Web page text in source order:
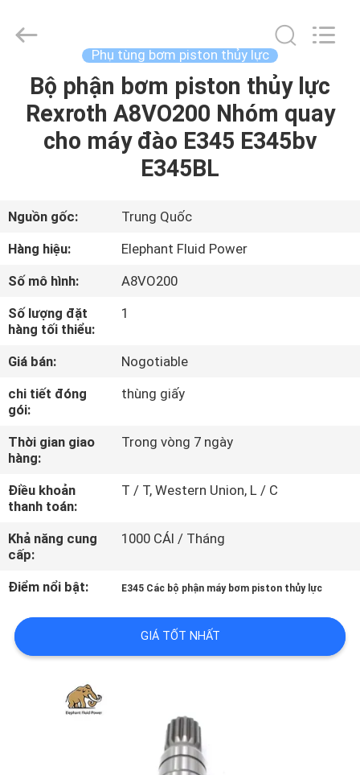
TRANG
CHỦ
PHẨM
VỀ
TÔI
QUAN
NHÀ
MÁY
KIỂM
SOÁT
CHẤT
LƯỢNG
LIÊN
CHÚNG
Elephant
Reserved.
Phụ tùng bơm piston thủy lực
Bộ phận bơm piston thủy lực
Rexroth A8VO200 Nhóm quay
cho máy đào E345 E345bv
E345BL
Nguồn gốc:
Trung Quốc
Hàng hiệu:
Elephant Fluid Power
Số mô hình:
A8VO200
Số lượng đặt
hàng tối thiểu:
1
Giá bán:
Nogotiable
chi tiết đóng
gói:
thùng giấy
Thời gian giao
hàng:
Trong vòng 7 ngày
Điều khoản
thanh toán:
T / T, Western Union, L / C
Khả năng cung
cấp:
1000 CÁI / Tháng
Điểm nổi bật: E345 Các bộ phận máy bơm piston thủy lực
GIÁ TỐT NHẤT